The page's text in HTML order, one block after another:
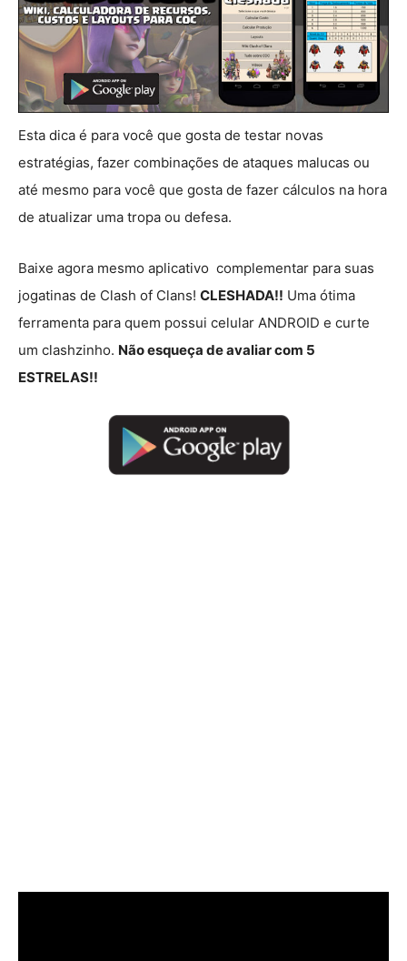
Esta dica é para você que gosta de testar novas
estratégias, fazer combinações de ataques malucas ou
até mesmo para você que gosta de fazer cálculos na hora
de atualizar uma tropa ou defesa.
Baixe agora mesmo aplicativo complementar para suas
jogatinas de Clash of Clans! CLESHADA!! Uma ótima
ferramenta para quem possui celular ANDROID e curte
um clashzinho. Não esqueça de avaliar com 5
ESTRELAS!!